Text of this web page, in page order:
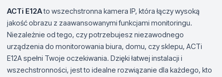
ACTi E12Ato wszechstronna kamera IP, która łączy wysoką
jakość obrazu z zaawansowanymi funkcjami monitoringu.
Niezależnie od tego, czy potrzebujesz niezawodnego
urządzenia do monitorowania biura, domu, czy sklepu, ACTi
E12A spełni Twoje oczekiwania. Dzięki łatwej instalacji i
wszechstronności, jest to idealne rozwiązanie dla każdego, kto